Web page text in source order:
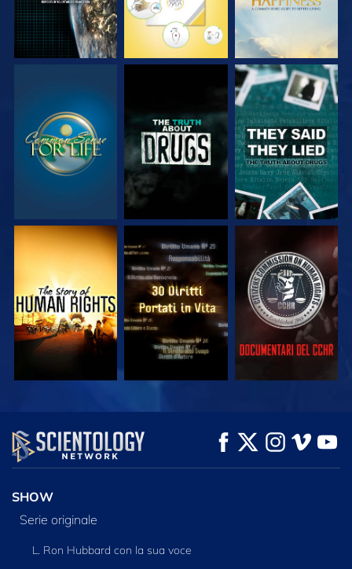
GUARDA GUARDA GUARDA
GUARDA GUARDA GUARDA
GUARDA
ESPLORA LE
SERIE
SHOW
Serie originale
L. Ron Hubbard con la sua voce